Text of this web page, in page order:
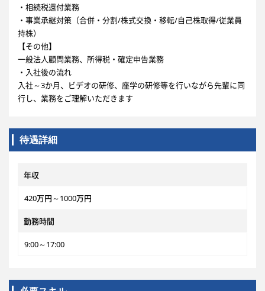
・相続税還付業務
・事業承継対策（合併・分割/株式交換・移転/自己株取得/従業員
持株）
【その他】
一般法人顧問業務、所得税・確定申告業務
・入社後の流れ
入社～3か月、ビデオの研修、座学の研修等を行いながら先輩に同
行し、業務をご理解いただきます
待遇詳細
年収
420万円～1000万円
勤務時間
9:00～17:00